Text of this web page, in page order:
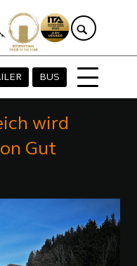
BUS
wird
Gut